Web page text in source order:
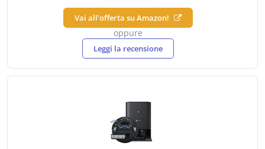
Vai all'offerta su Amazon!
oppure
Leggi la recensione